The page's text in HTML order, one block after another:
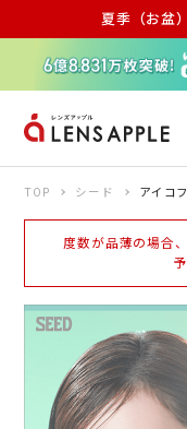
夏季（お盆
アキュ
TOP シード アイコ
度数が品薄の場合